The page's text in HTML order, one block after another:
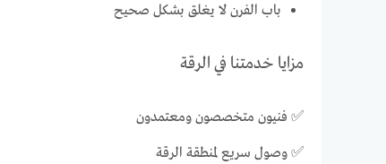
باب الفرن لا يغلق بشكل صحيح
مزايا خدمتنا في الرقة
✅ فنيون متخصصون ومعتمدون
✅ وصول سريع لمنطقة الرقة